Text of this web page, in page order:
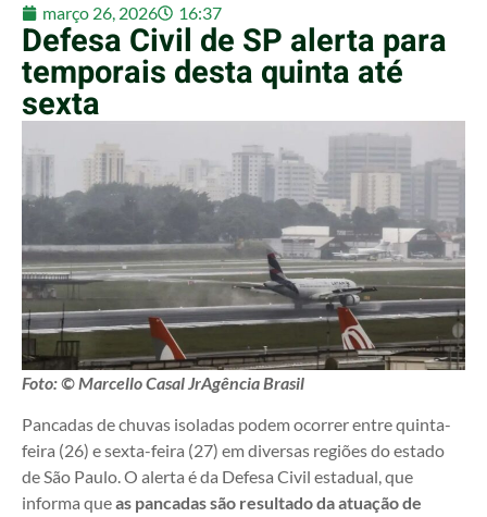
março 26, 2026 16:37
Defesa Civil de SP alerta para
temporais desta quinta até
sexta
Foto: © Marcello Casal JrAgência Brasil
Pancadas de chuvas isoladas podem ocorrer entre quinta-
feira (26) e sexta-feira (27) em diversas regiões do estado
de São Paulo. O alerta é da Defesa Civil estadual, que
informa queas pancadas são resultado da atuação de